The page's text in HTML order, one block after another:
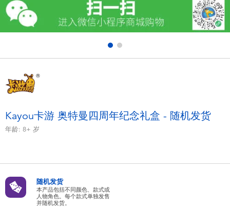
户外及运动产品
毛绒公仔玩具
电池
Kayou卡游 奥特曼四周年纪念礼盒 - 随机发货
年龄: 8+ 岁
随机发货
本产品包括不同颜色、款式或
人物角色。每个款式单独发售
并随机发货。